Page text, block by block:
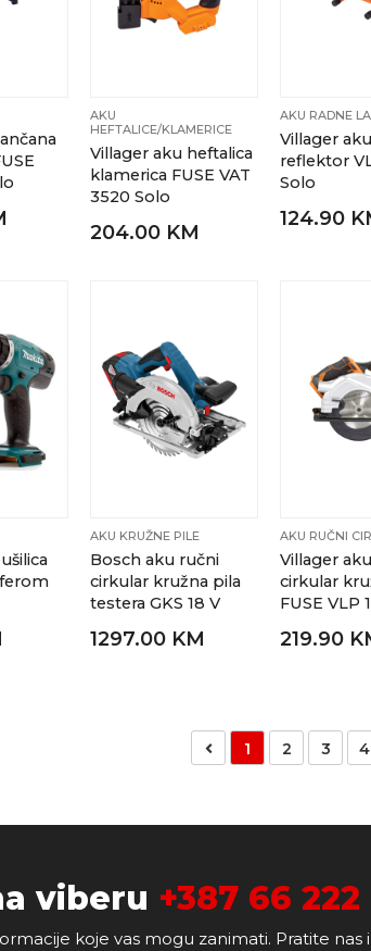
AKU
HEFTALICE/KLAMERICE
Villager aku heftalica
klamerica FUSE VAT
3520 Solo
204.00 KM
AKU RADNE
Villager
reflektor
Solo
124.90
AKU KRUŽNE PILE
Bosch aku ručni
cirkular kružna pila
testera GKS 18 V
1297.00 KM
AKU RUČNI
Villager
cirkular
FUSE VLP
219.90
1 2 3 4
viberu +387 66
koje vas mogu zanimati. Pratite